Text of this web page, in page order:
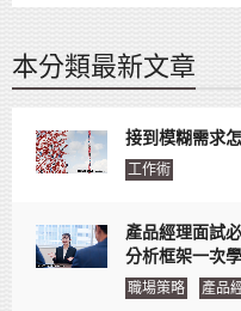
本分類最新文章
接到模糊需求
工作術
產品經理面試
分析框架一次
職場策略 產品